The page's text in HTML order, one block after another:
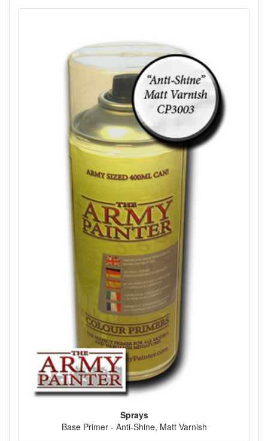
Sprays
Base Primer - Anti-Shine, Matt Varnish